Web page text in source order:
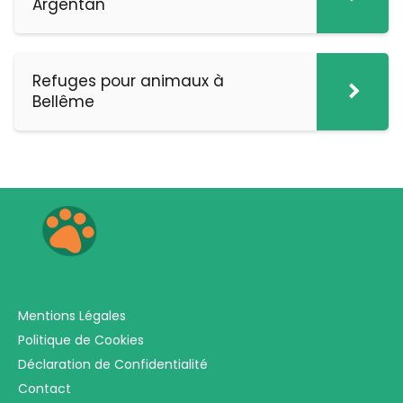
Refuges pour animaux à
Bellême
Mentions Légales
Politique de Cookies
Déclaration de Confidentialité
Contact